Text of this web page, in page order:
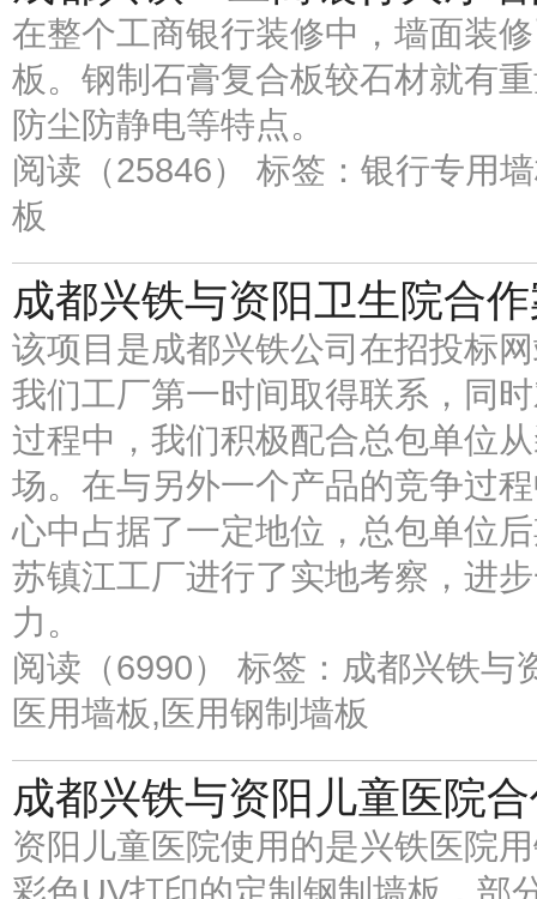
在整个工商银行装修中，墙面装
板。钢制石膏复合板较石材就有
防尘防静电等特点。
阅读（25846） 标签：银行专用
板
成都兴铁与资阳卫生院合
该项目是成都兴铁公司在招投标
我们工厂第一时间取得联系，同
过程中，我们积极配合总包单位
场。在与另外一个产品的竞争过
心中占据了一定地位，总包单位
苏镇江工厂进行了实地考察，进
力。
阅读（6990） 标签：成都兴铁与
医用墙板,医用钢制墙板
成都兴铁与资阳儿童医院
资阳儿童医院使用的是兴铁医院